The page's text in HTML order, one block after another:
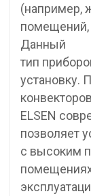
(например,
помещений,
Данный
тип
установку.
конвекторов
ELSEN
позволяет
с высоким